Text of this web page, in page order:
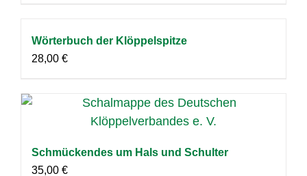
Wörterbuch der Klöppelspitze
28,00 €
Schmückendes um Hals und Schulter
35,00 €